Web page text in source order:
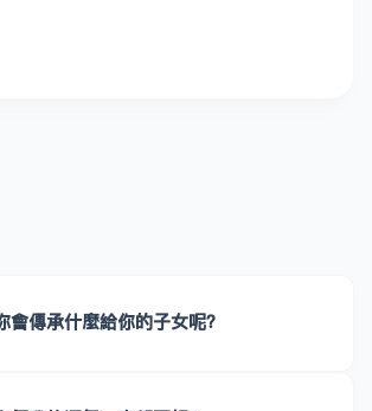
會傳承什麼給你的子女呢？